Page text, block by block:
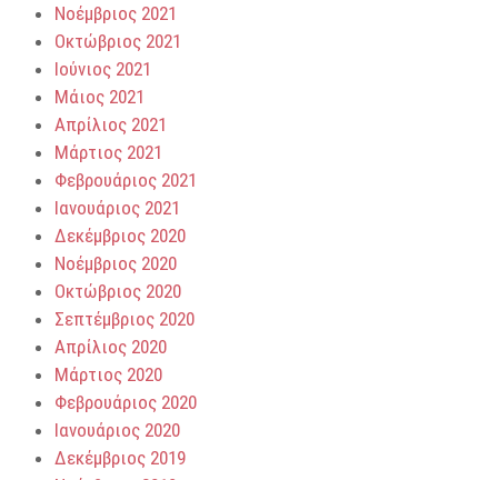
Νοέμβριος 2021
Οκτώβριος 2021
Ιούνιος 2021
Μάιος 2021
Απρίλιος 2021
Μάρτιος 2021
Φεβρουάριος 2021
Ιανουάριος 2021
Δεκέμβριος 2020
Νοέμβριος 2020
Οκτώβριος 2020
Σεπτέμβριος 2020
Απρίλιος 2020
Μάρτιος 2020
Φεβρουάριος 2020
Ιανουάριος 2020
Δεκέμβριος 2019